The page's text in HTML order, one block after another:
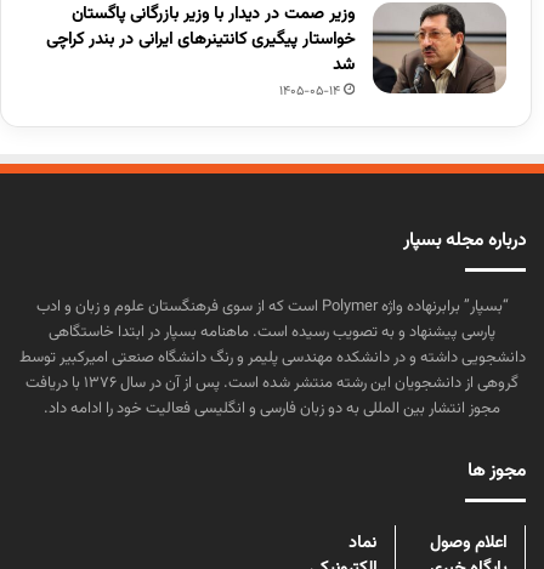
وزیر صمت در دیدار با وزیر بازرگانی پاگستان
خواستار پیگیری کانتینرهای ایرانی در بندر کراچی
شد
1405-05-14
درباره مجله بسپار
“بسپار” برابرنهاده واژه Polymer است که از سوی فرهنگستان علوم و زبان و ادب
پارسی پیشنهاد و به تصویب رسیده است. ماهنامه بسپار در ابتدا خاستگاهی
دانشجویی داشته و در دانشکده مهندسی پلیمر و رنگ دانشگاه صنعتی امیرکبیر توسط
گروهی از دانشجویان این رشته منتشر شده است. پس از آن در سال ۱۳۷۶ با دریافت
مجوز انتشار بین المللی به دو زبان فارسی و انگلیسی فعالیت خود را ادامه داد.
مجوز ها
اعلام وصول
نماد